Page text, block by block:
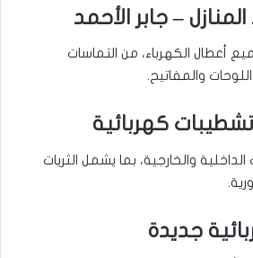
– جابر الأحمد
أعطال الكهرباء، من التماسات
والمفاتيح.
كهربائية
والخارجية، بما يشمل الثريات
جديدة